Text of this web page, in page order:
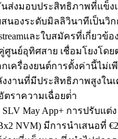
นส่งมอบประสิทธิภาพที่แข็ง
นองระดับมิลลิวินาทีเป็นวิกฤ
และใบสมัครที่เกี่ยวข้อง
ศูนย์อุทิศสาย เชื่อมโยงโด
กเครื่องยนต์การตั้งค่านี้ไม่
งงานที่มีประสิทธิภาพสูงใน
ตราความเฉื่อยต่ํา
May App+ การปรับแต่ง
NVM) มีการนําเสนอที่